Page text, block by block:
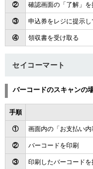
② 確認画面の「了解」を
③ 申込券をレジに提示
④ 領収書を受け取る
セイコーマート
バーコードのスキャンの
手順
① 画面内の「お支払い
② バーコードを印刷
③ 印刷したバーコード